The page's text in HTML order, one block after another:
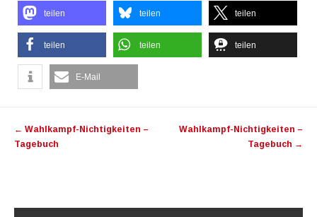
teilen teilen teilen
teilen teilen teilen
E-Mail
← Wahlkampf-Nichtigkeiten –
Tagebuch
Wahlkampf-Nichtigkeiten –
Tagebuch →